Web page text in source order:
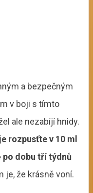
a bezpečným
v boji s tímto
ale nezabíjí hnidy.
rozpusťte v 10 ml
po dobu tří týdnů
je, že krásně voní.